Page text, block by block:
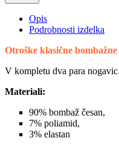
Opis
Podrobnosti izdelka
Otroške klasične bombažne
V kompletu dva para
Materiali:
90% bombaž česan,
7% poliamid,
3% elastan